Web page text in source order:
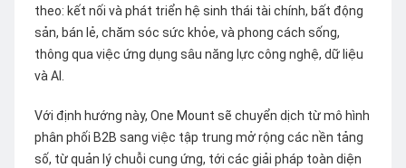
theo: kết nối và phát triển hệ sinh thái tài chính, bất động
sản, bán lẻ, chăm sóc sức khỏe, và phong cách sống,
thông qua việc ứng dụng sâu năng lực công nghệ, dữ liệu
và AI.
Với định hướng này, One Mount sẽ chuyển dịch từ mô hình
phân phối B2B sang việc tập trung mở rộng các nền tảng
số, từ quản lý chuỗi cung ứng, tới các giải pháp toàn diện